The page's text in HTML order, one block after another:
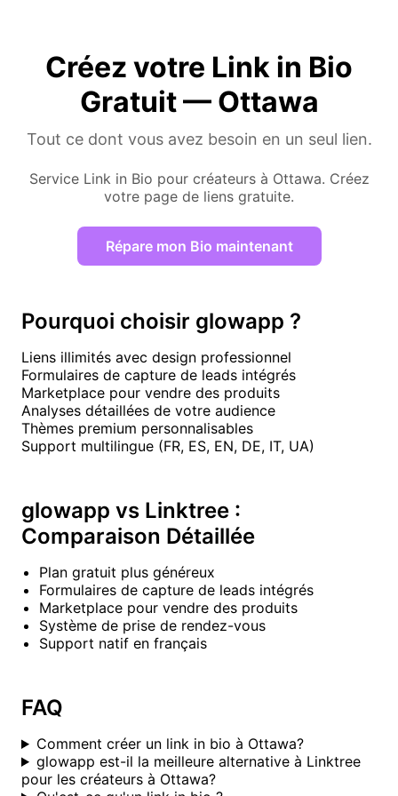
Créez votre Link in Bio
Gratuit — Ottawa
Tout ce dont vous avez besoin en un seul lien.
Service Link in Bio pour créateurs à Ottawa. Créez
votre page de liens gratuite.
Répare mon Bio maintenant
Pourquoi choisir glowapp ?
Liens illimités avec design professionnel
Formulaires de capture de leads intégrés
Marketplace pour vendre des produits
Analyses détaillées de votre audience
Thèmes premium personnalisables
Support multilingue (FR, ES, EN, DE, IT, UA)
glowapp vs Linktree :
Comparaison Détaillée
Plan gratuit plus généreux
Formulaires de capture de leads intégrés
Marketplace pour vendre des produits
Système de prise de rendez-vous
Support natif en français
FAQ
Comment créer un link in bio à Ottawa?
glowapp est-il la meilleure alternative à Linktree
pour les créateurs à Ottawa?